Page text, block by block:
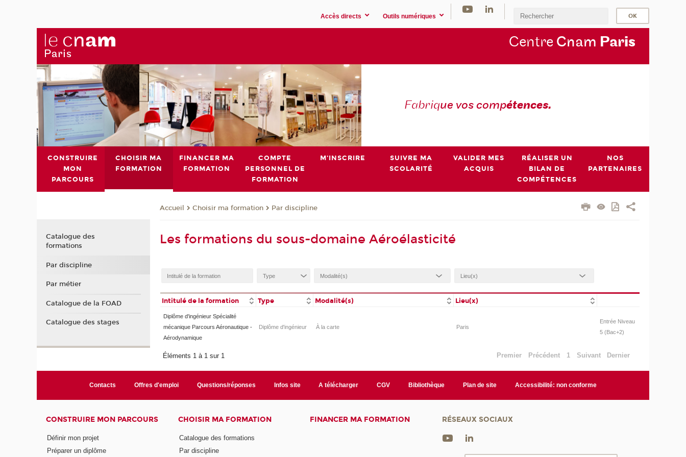
Accès directs Outils numériques
Centre Cnam Paris
Fabrique vos compétences.
CONSTRUIRE
MON
PARCOURS
CHOISIR MA
FORMATION
FINANCER MA
FORMATION
COMPTE
PERSONNEL DE
FORMATION
M'INSCRIRE
SUIVRE MA
SCOLARITÉ
VALIDER MES
ACQUIS
RÉALISER UN
BILAN DE
COMPÉTENCES
NOS
PARTENAIRES
Accueil Choisir ma formation Par discipline
Les formations du sous-domaine Aéroélasticité
Intitulé de la formation Type Modalité(s) Lieu(x)
Diplôme d'ingénieur Spécialité
mécanique Parcours Aéronautique -
Aérodynamique
Diplôme d'ingénieur À la carte Paris
Entrée Niveau
5 (Bac+2)
Éléments 1 à 1 sur 1 Premier Précédent 1 Suivant Dernier
Catalogue des
formations
Par discipline
Par métier
Catalogue de la FOAD
Catalogue des stages
Contacts Offres d'emploi Questions/réponses Infos site A télécharger CGV Bibliothèque Plan de site Accessibilité: non conforme
CONSTRUIRE MON PARCOURS
Définir mon projet
Préparer un diplôme
CHOISIR MA FORMATION
Catalogue des formations
Par discipline
FINANCER MA FORMATION RÉSEAUX SOCIAUX